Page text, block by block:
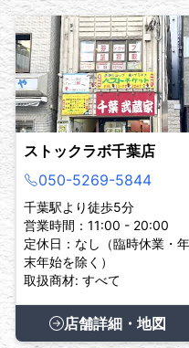
ストックラボ千葉店
050-5269-5844
千葉駅より徒歩5分
営業時間：11:00 - 20:00
定休日：なし（臨時休業・年
末年始を除く）
取扱商材: すべて
店舗詳細・地図